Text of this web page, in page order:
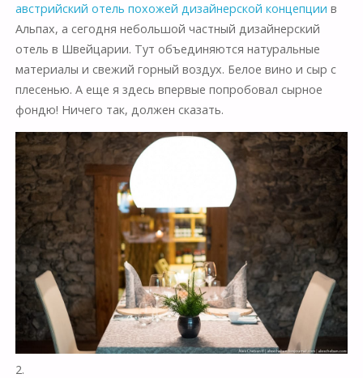
австрийский отель похожей дизайнерской концепции в
Альпах, а сегодня небольшой частный дизайнерский
отель в Швейцарии. Тут объединяются натуральные
материалы и свежий горный воздух. Белое вино и сыр с
плесенью. А еще я здесь впервые попробовал сырное
фондю! Ничего так, должен сказать.
2.